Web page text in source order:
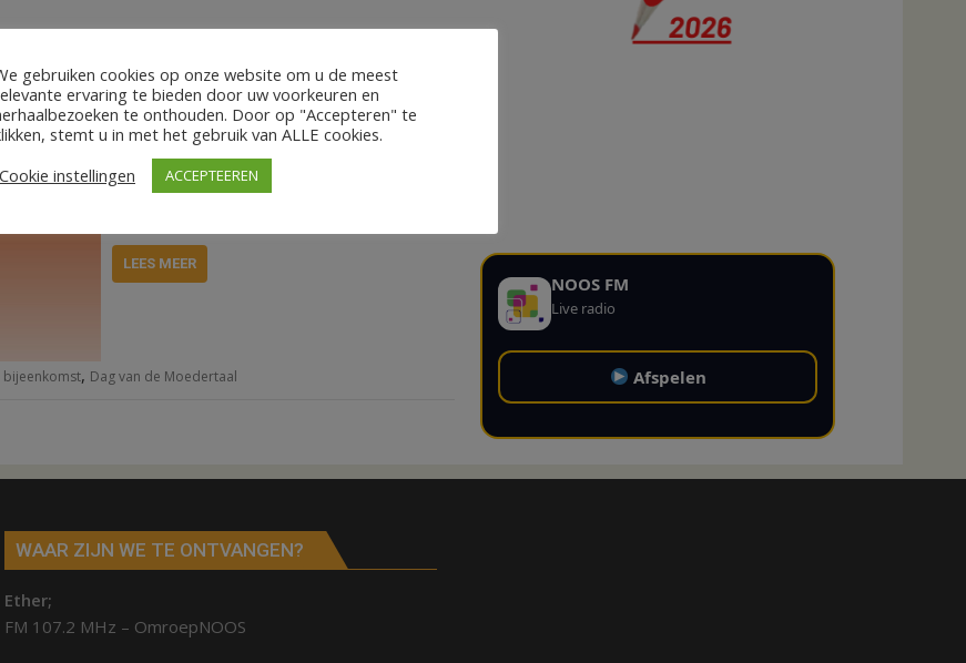
Elk jaar is er een dag die in het teken staat
van de Moedertaal. Dit jaar valt de Dag van
de Moedertaal op dinsdag 21 februari.
Bibliotheek Hardenberg viert deze dag met
LEES MEER
bijeenkomst, Dag van de Moedertaal
NOOS FM
Live radio
Afspelen
WAAR ZIJN WE TE ONTVANGEN?
Ether;
FM 107.2 MHz – OmroepNOOS
gebruiken cookies op onze website om u de meest
ervaring te bieden door uw voorkeuren en
te onthouden. Door op "Accepteren" te
stemt u in met het gebruik van ALLE cookies.
Cookie instellingen
ACCEPTEEREN